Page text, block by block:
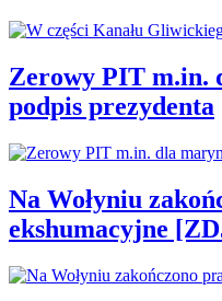
Zerowy PIT m.in.
podpis prezydenta
Na Wołyniu
ekshumacyjne